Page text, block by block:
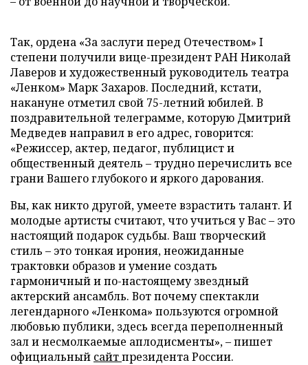
Так, ордена «За заслуги перед Отечеством» I
степени получили вице-президент РАН Николай
Лаверов и художественный руководитель театра
«Ленком» Марк Захаров. Последний, кстати,
накануне отметил свой 75-летний юбилей. В
поздравительной телеграмме, которую Дмитрий
Медведев направил в его адрес, говорится:
«Режиссер, актер, педагог, публицист и
общественный деятель – трудно перечислить все
грани Вашего глубокого и яркого дарования.
Вы, как никто другой, умеете взрастить талант. И
молодые артисты считают, что учиться у Вас – это
настоящий подарок судьбы. Ваш творческий
стиль – это тонкая ирония, неожиданные
трактовки образов и умение создать
гармоничный и по-настоящему звездный
актерский ансамбль. Вот почему спектакли
легендарного «Ленкома» пользуются огромной
любовью публики, здесь всегда переполненный
зал и несмолкаемые аплодисменты», – пишет
официальный сайтпрезидента России.